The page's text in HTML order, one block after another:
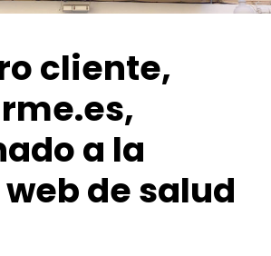
cliente,
a la
de salud